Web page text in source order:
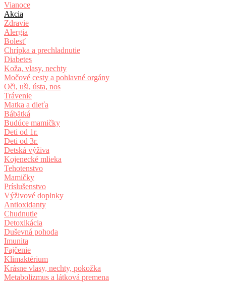
Vianoce
Akcia
Zdravie
Alergia
Bolesť
Chrípka a prechladnutie
Diabetes
Koža, vlasy, nechty
Močové cesty a pohlavné orgány
Oči, uši, ústa, nos
Trávenie
Matka a dieťa
Bábätká
Budúce mamičky
Deti od 1r.
Deti od 3r.
Detská výživa
Kojenecké mlieka
Tehotenstvo
Mamičky
Príslušenstvo
Výživové doplnky
Antioxidanty
Chudnutie
Detoxikácia
Duševná pohoda
Imunita
Fajčenie
Klimaktérium
Krásne vlasy, nechty, pokožka
Metabolizmus a látková premena